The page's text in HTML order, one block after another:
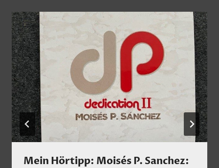
Mein Hörtipp: Moisés P. Sanchez: